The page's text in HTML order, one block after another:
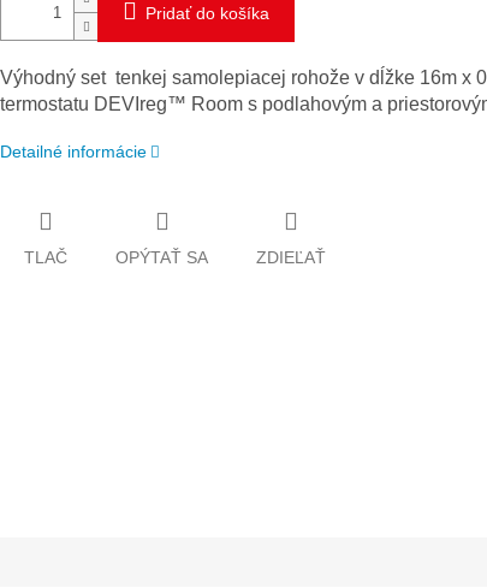
Pridať do košíka
Výhodný set tenkej samolepiacej rohože v dĺžke 16m x
termostatu DEVIreg™ Room s podlahovým a
Detailné informácie
TLAČ OPÝTAŤ SA ZDIEĽAŤ